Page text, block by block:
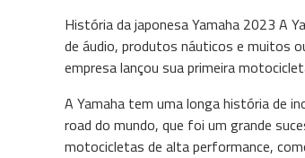
História da japonesa Yamaha 2023 A
de áudio, produtos náuticos e muitos
empresa lançou sua primeira
A Yamaha tem uma longa história de
road do mundo, que foi um grande
motocicletas de alta performance,